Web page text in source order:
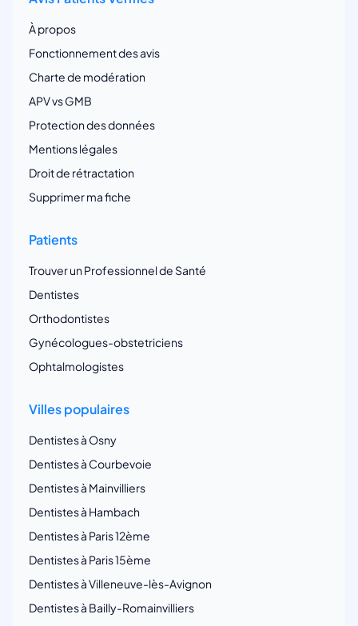
À propos
Fonctionnement des avis
Charte de modération
APV vs GMB
Protection des données
Mentions légales
Droit de rétractation
Supprimer ma fiche
Patients
Trouver un Professionnel de Santé
Dentistes
Orthodontistes
Gynécologues-obstetriciens
Ophtalmologistes
Villes populaires
Dentistes à Osny
Dentistes à Courbevoie
Dentistes à Mainvilliers
Dentistes à Hambach
Dentistes à Paris 12ème
Dentistes à Paris 15ème
Dentistes à Villeneuve-lès-Avignon
Dentistes à Bailly-Romainvilliers